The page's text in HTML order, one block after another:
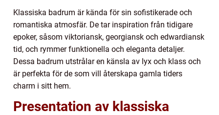
Klassiska badrum är kända för sin sofistikerade och
romantiska atmosfär. De tar inspiration från tidigare
epoker, såsom viktoriansk, georgiansk och edwardiansk
tid, och rymmer funktionella och eleganta detaljer.
Dessa badrum utstrålar en känsla av lyx och klass och
är perfekta för de som vill återskapa gamla tiders
charm i sitt hem.
Presentation av klassiska